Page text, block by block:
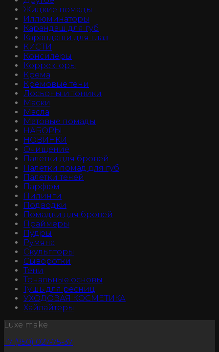
Жидкие помады
Иллюминаторы
Карандаш для губ
Карандаши для глаз
КИСТИ
Консилеры
Корректоры
Крема
Кремовые тени
Лосьоны и тоники
Маски
Масла
Матовые помады
НАБОРЫ
НОВИНКИ
Очищение
Палетки для бровей
Палетки помад для губ
Палетки теней
Парфюм
Пилинги
Подводки
Помадки для бровей
Праймеры
Пудры
Румяна
Скульпторы
Сыворотки
Тени
Тональные основы
Тушь для ресниц
УХОДОВАЯ КОСМЕТИКА
Хайлайтеры
Luxe make
+7 (950) 027-75-37